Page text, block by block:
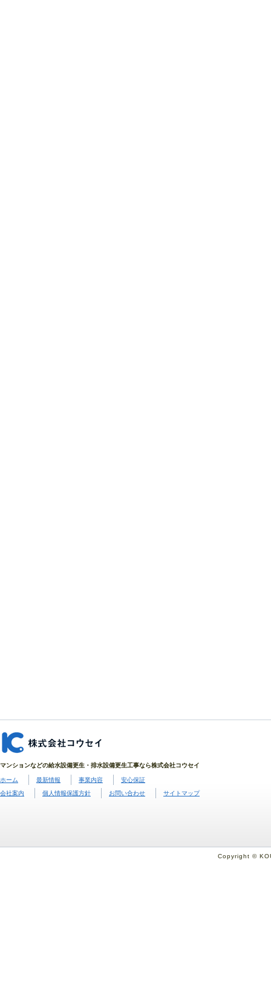
マンションなどの給水設備更生・排水設備更生工事なら株式会社コウセイ
ホーム 最新情報 事業内容
安心保証
会社案内
個人情報保護方針 お問い合わせ サイトマップ
Copyright ©